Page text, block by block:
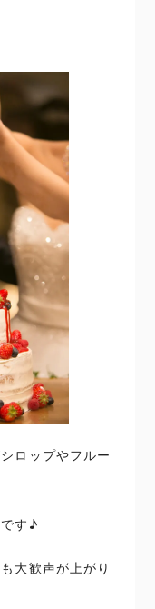
ロップやフルー
す♪
大歓声が上がり